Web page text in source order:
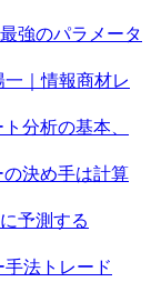
強のパラメータ
｜情報商材レ
分析の基本、
決め手は計算
予測する
法トレード